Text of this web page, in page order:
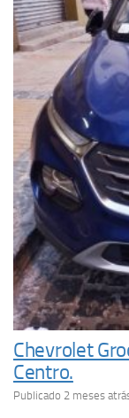
Chevrolet
Centro.
Publicado 2 meses